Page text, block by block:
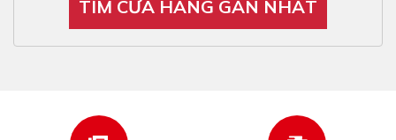
TÌM CỬA HÀNG GẦN NHẤT